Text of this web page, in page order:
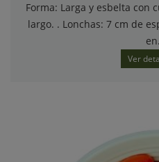
Forma: Larga y esbelta con
largo. . Lonchas: 7 cm de
Ver